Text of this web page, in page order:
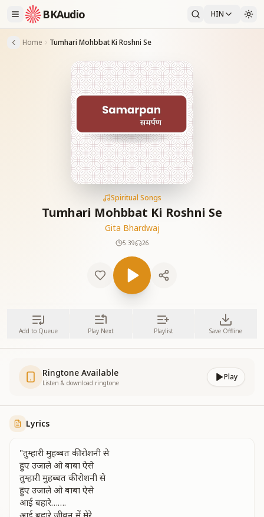
BKAudio HIN
Home Tumhari Mohbbat Ki Roshni Se
Spiritual Songs
Tumhari Mohbbat Ki Roshni Se
Gita Bhardwaj
5:39 26
Add to Queue Play Next Playlist Save Offline
Ringtone Available
Listen & download ringtone
Play
Lyrics
"तुम्हारी मुहब्बत की रोशनी से
हुए उजाले ओ बाबा ऐसे
तुम्हारी मुहब्बत की रोशनी से
हुए उजाले ओ बाबा ऐसे
आई बहारे…….
आई बहारे जीवन में मेरे